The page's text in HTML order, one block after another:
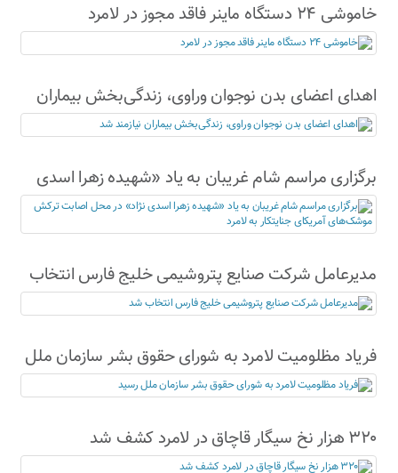
خاموشی ۲۴ دستگاه ماینر فاقد مجوز در لامرد
اهدای اعضای بدن نوجوان وراوی، زندگی‌بخش بیماران
نیازمند شد
برگزاری مراسم شام غریبان به یاد «شهیده زهرا اسدی
نژاد» در محل اصابت ترکش موشک‌های آمریکای
جنایتکار به لامرد
مدیرعامل شرکت صنایع پتروشیمی خلیج فارس انتخاب
شد
فریاد مظلومیت لامرد به شورای حقوق بشر سازمان ملل
رسید
۳۲۰ هزار نخ سیگار قاچاق در لامرد کشف شد